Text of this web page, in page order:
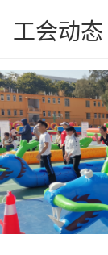
工会动态